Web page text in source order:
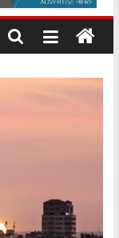
درب..
وتبقى
هي